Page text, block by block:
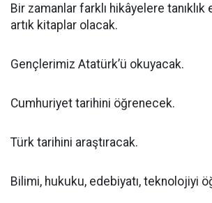
Bir zamanlar farklı hikâyelere
artık kitaplar olacak.
Gençlerimiz Atatürk’ü okuyacak.
Cumhuriyet tarihini öğrenecek.
Türk tarihini araştıracak.
Bilimi, hukuku, edebiyatı, teknolojiyi